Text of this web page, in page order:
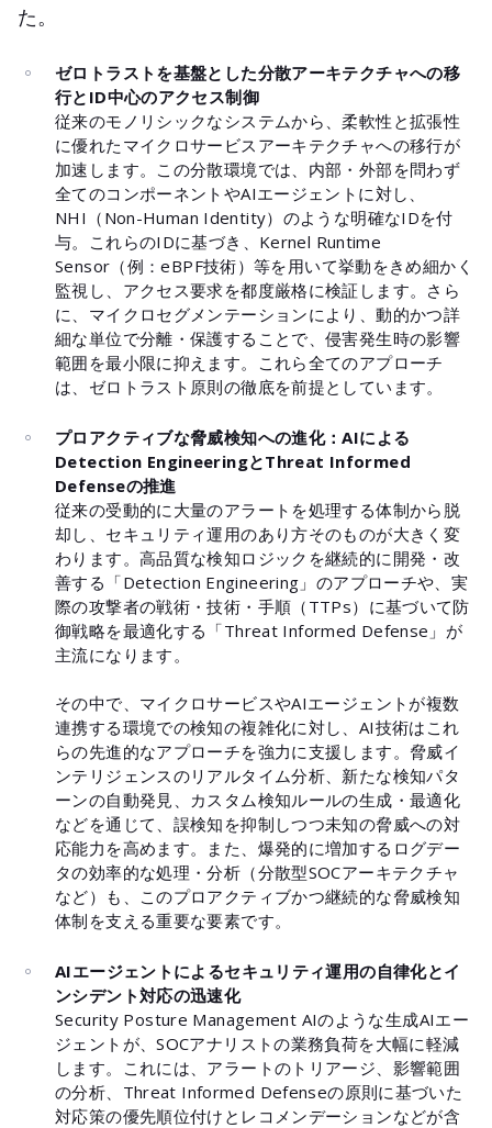
た。
ゼロトラストを基盤とした分散アーキテクチャへの移
行とID中心のアクセス制御
従来のモノリシックなシステムから、柔軟性と拡張性
に優れたマイクロサービスアーキテクチャへの移行が
加速します。この分散環境では、内部・外部を問わず
全てのコンポーネントやAIエージェントに対し、
NHI（Non-Human Identity）のような明確なIDを付
与。これらのIDに基づき、Kernel Runtime
Sensor（例：eBPF技術）等を用いて挙動をきめ細かく
監視し、アクセス要求を都度厳格に検証します。さら
に、マイクロセグメンテーションにより、動的かつ詳
細な単位で分離・保護することで、侵害発生時の影響
範囲を最小限に抑えます。これら全てのアプローチ
は、ゼロトラスト原則の徹底を前提としています。
プロアクティブな脅威検知への進化：AIによる
Detection EngineeringとThreat Informed
Defenseの推進
従来の受動的に大量のアラートを処理する体制から脱
却し、セキュリティ運用のあり方そのものが大きく変
わります。高品質な検知ロジックを継続的に開発・改
善する「Detection Engineering」のアプローチや、実
際の攻撃者の戦術・技術・手順（TTPs）に基づいて防
御戦略を最適化する「Threat Informed Defense」が
主流になります。
その中で、マイクロサービスやAIエージェントが複数
連携する環境での検知の複雑化に対し、AI技術はこれ
らの先進的なアプローチを強力に支援します。脅威イ
ンテリジェンスのリアルタイム分析、新たな検知パタ
ーンの自動発見、カスタム検知ルールの生成・最適化
などを通じて、誤検知を抑制しつつ未知の脅威への対
応能力を高めます。また、爆発的に増加するログデー
タの効率的な処理・分析（分散型SOCアーキテクチャ
など）も、このプロアクティブかつ継続的な脅威検知
体制を支える重要な要素です。
AIエージェントによるセキュリティ運用の自律化とイ
ンシデント対応の迅速化
Security Posture Management AIのような生成AIエー
ジェントが、SOCアナリストの業務負荷を大幅に軽減
します。これには、アラートのトリアージ、影響範囲
の分析、Threat Informed Defenseの原則に基づいた
対応策の優先順位付けとレコメンデーションなどが含